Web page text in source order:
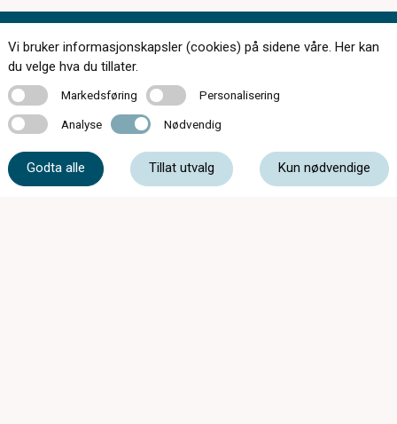
Kontakt oss
Vi bruker informasjonskapsler (cookies) på sidene våre. Her kan
du velge hva du tillater.
MarkedsføringMarkedsføring PersonaliseringPersonalisering
Analyse Analyse Nødvendig Nødvendig
Godta alle Tillat utvalg Kun nødvendige